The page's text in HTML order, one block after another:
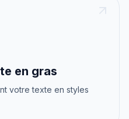
en gras
votre texte en styles